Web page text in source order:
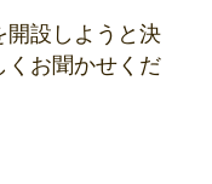
開設しようと決
くお聞かせくだ